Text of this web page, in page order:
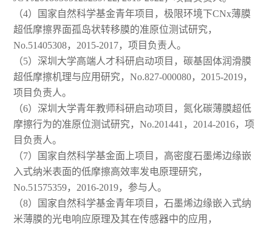
（4）国家自然科学基金青年项目，极限环境下CNx薄膜
超低摩擦界面孤岛状转移膜的准原位测试研究，
No.51405308，2015-2017，项目负责人。
（5）深圳大学高端人才科研启动项目，碳基固体润滑膜
超低摩擦机理与应用研究，No.827-000080，2015-2019，
项目负责人。
（6）深圳大学青年教师科研启动项目，氮化碳薄膜超低
摩擦行为的准原位测试研究，No.201441，2014-2016，项
目负责人。
（7）国家自然科学基金面上项目，高密度石墨烯边缘嵌
入式纳米表面的低摩擦高效率发电原理研究，
No.51575359，2016-2019，参与人。
（8）国家自然科学基金青年项目，石墨烯边缘嵌入式纳
米薄膜的光电响应原理及其在传感器中的应用，